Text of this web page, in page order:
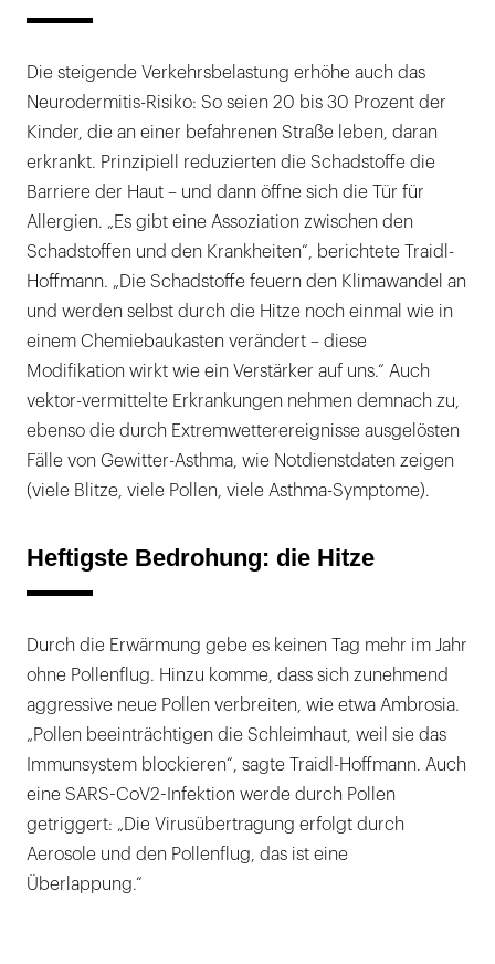
Die steigende Verkehrsbelastung erhöhe auch das
Neurodermitis-Risiko: So seien 20 bis 30 Prozent der
Kinder, die an einer befahrenen Straße leben, daran
erkrankt. Prinzipiell reduzierten die Schadstoffe die
Barriere der Haut – und dann öffne sich die Tür für
Allergien. „Es gibt eine Assoziation zwischen den
Schadstoffen und den Krankheiten“, berichtete Traidl-
Hoffmann. „Die Schadstoffe feuern den Klimawandel an
und werden selbst durch die Hitze noch einmal wie in
einem Chemiebaukasten verändert – diese
Modifikation wirkt wie ein Verstärker auf uns.“ Auch
vektor-vermittelte Erkrankungen nehmen demnach zu,
ebenso die durch Extremwetterereignisse ausgelösten
Fälle von Gewitter-Asthma, wie Notdienstdaten zeigen
(viele Blitze, viele Pollen, viele Asthma-Symptome).
Heftigste Bedrohung: die Hitze
Durch die Erwärmung gebe es keinen Tag mehr im Jahr
ohne Pollenflug. Hinzu komme, dass sich zunehmend
aggressive neue Pollen verbreiten, wie etwa Ambrosia.
„Pollen beeinträchtigen die Schleimhaut, weil sie das
Immunsystem blockieren“, sagte Traidl-Hoffmann. Auch
eine SARS-CoV2-Infektion werde durch Pollen
getriggert: „Die Virusübertragung erfolgt durch
Aerosole und den Pollenflug, das ist eine
Überlappung.“